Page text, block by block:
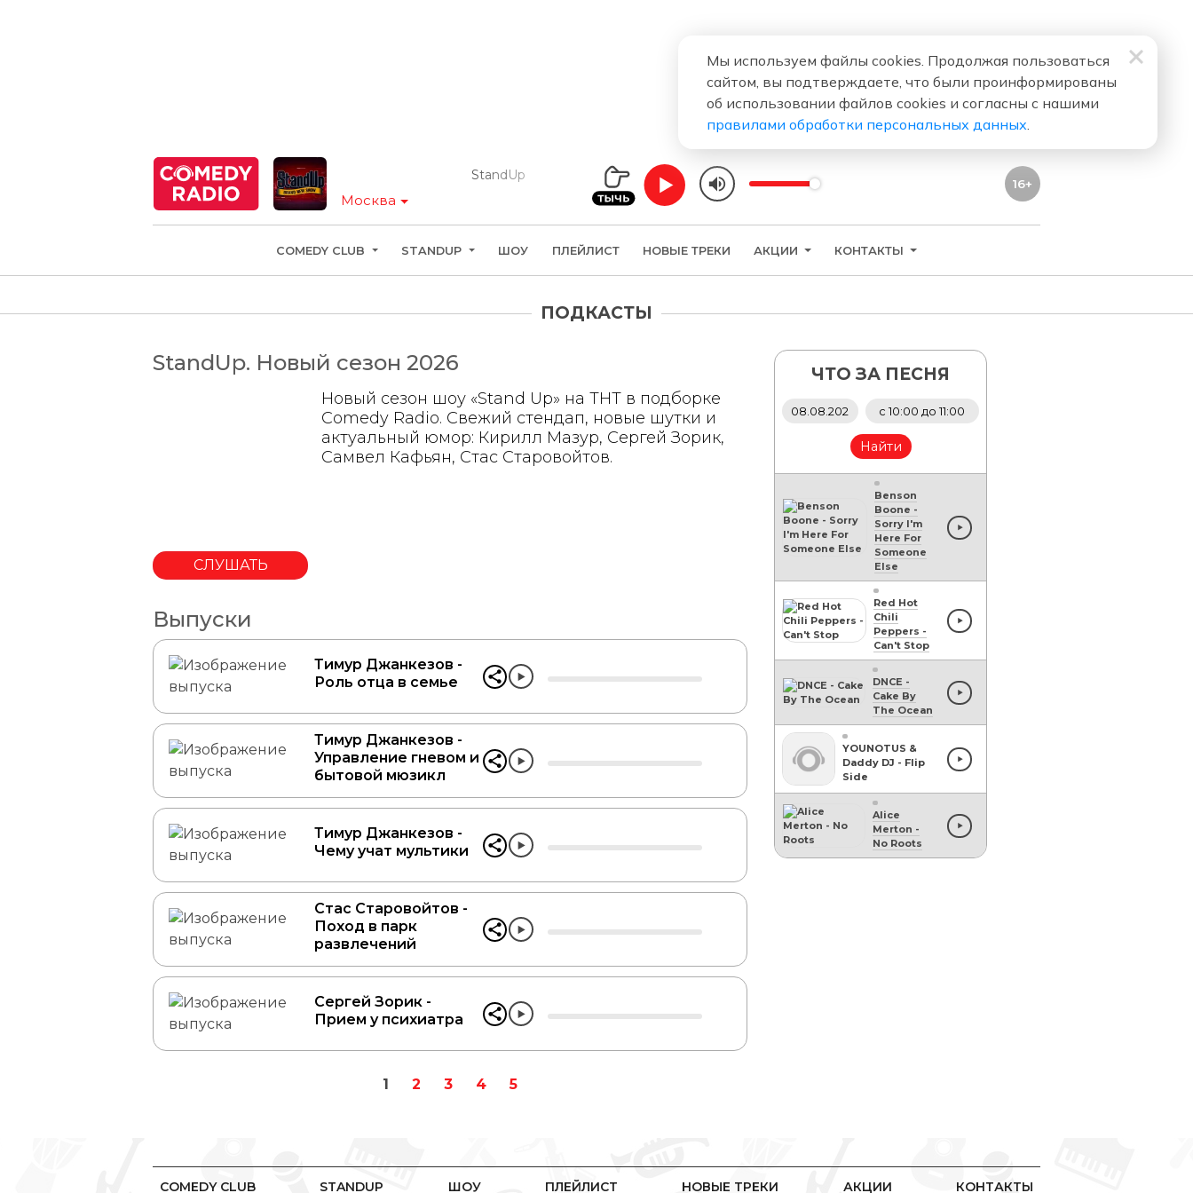
Москва
StandUp
16+
COMEDY CLUB STANDUP ШОУ ПЛЕЙЛИСТ НОВЫЕ ТРЕКИ АКЦИИ КОНТАКТЫ
ПОДКАСТЫ
StandUp. Новый сезон 2026
Новый сезон шоу «Stand Up» на ТНТ в подборке
Comedy Radio. Свежий стендап, новые шутки и
актуальный юмор: Кирилл Мазур, Сергей Зорик,
Самвел Кафьян, Стас Старовойтов.
СЛУШАТЬ
Выпуски
Тимур Джанкезов -
Роль отца в семье
Тимур Джанкезов -
Управление гневом и
бытовой мюзикл
Тимур Джанкезов -
Чему учат мультики
Стас Старовойтов -
Поход в парк
развлечений
Сергей Зорик -
Прием у психиатра
1 2 3 4 5
ЧТО ЗА ПЕСНЯ
Найти
Benson
Boone -
Sorry I'm
Here For
Someone
Else
Red Hot
Chili
Peppers -
Can't Stop
DNCE -
Cake By
The Ocean
YOUNOTUS &
Daddy DJ - Flip
Side
Alice
Merton -
No Roots
COMEDY CLUB STANDUP ШОУ ПЛЕЙЛИСТ НОВЫЕ ТРЕКИ АКЦИИ КОНТАКТЫ
Мы используем файлы cookies. Продолжая пользоваться
сайтом, вы подтверждаете, что были проинформированы
об использовании файлов cookies и согласны с нашими
правилами обработки персональных данных.